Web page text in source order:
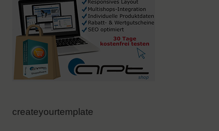
createyourtemplate